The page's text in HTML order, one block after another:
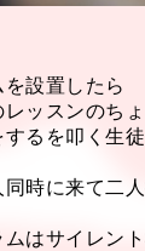
設置したら
ッスンのち
るを叩く生
時に来て二
はサイレン